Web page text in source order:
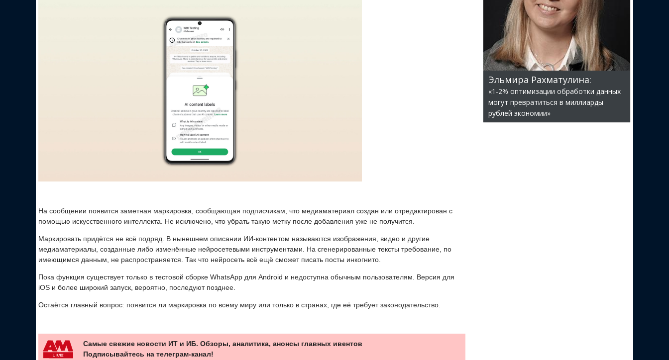
На сообщении появится заметная маркировка, сообщающая подписчикам, что медиаматериал создан или отредактирован с
помощью искусственного интеллекта. Не исключено, что убрать такую метку после добавления уже не получится.
Маркировать придётся не всё подряд. В нынешнем описании ИИ-контентом называются изображения, видео и другие
медиаматериалы, созданные либо изменённые нейросетевыми инструментами. На сгенерированные тексты требование, по
имеющимся данным, не распространяется. Так что нейросеть всё ещё сможет писать посты инкогнито.
Пока функция существует только в тестовой сборке WhatsApp для Android и недоступна обычным пользователям. Версия для
iOS и более широкий запуск, вероятно, последуют позднее.
Остаётся главный вопрос: появится ли маркировка по всему миру или только в странах, где её требует законодательство.
Самые свежие новости ИТ и ИБ. Обзоры, аналитика, анонсы главных ивентов
Подписывайтесь на телеграм-канал!
Эльмира Рахматулина:
«1-2% оптимизации обработки данных
могут превратиться в миллиарды
рублей экономии»